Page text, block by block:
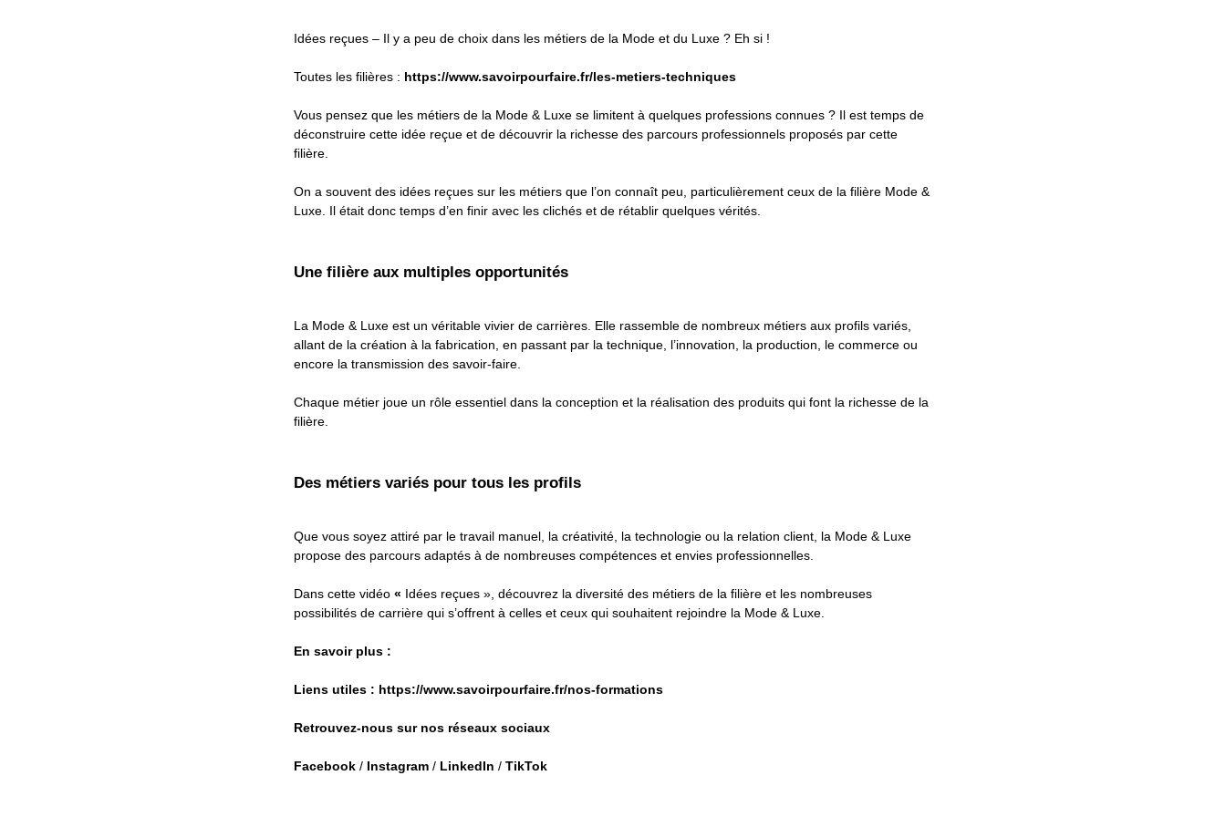
100
Idées reçues – Il y a peu de choix dans les métiers de la Mode et du Luxe ? Eh si !
Toutes les filières : https://www.savoirpourfaire.fr/les-metiers-techniques
Vous pensez que les métiers de la Mode & Luxe se limitent à quelques professions connues ? Il est temps de
déconstruire cette idée reçue et de découvrir la richesse des parcours professionnels proposés par cette
filière.
On a souvent des idées reçues sur les métiers que l’on connaît peu, particulièrement ceux de la filière Mode &
Luxe. Il était donc temps d’en finir avec les clichés et de rétablir quelques vérités.
Une filière aux multiples opportunités
La Mode & Luxe est un véritable vivier de carrières. Elle rassemble de nombreux métiers aux profils variés,
allant de la création à la fabrication, en passant par la technique, l’innovation, la production, le commerce ou
encore la transmission des savoir-faire.
Chaque métier joue un rôle essentiel dans la conception et la réalisation des produits qui font la richesse de la
filière.
Des métiers variés pour tous les profils
Que vous soyez attiré par le travail manuel, la créativité, la technologie ou la relation client, la Mode & Luxe
propose des parcours adaptés à de nombreuses compétences et envies professionnelles.
Dans cette vidéo « Idées reçues », découvrez la diversité des métiers de la filière et les nombreuses
possibilités de carrière qui s’offrent à celles et ceux qui souhaitent rejoindre la Mode & Luxe.
En savoir plus :
Liens utiles : https://www.savoirpourfaire.fr/nos-formations
Retrouvez-nous sur nos réseaux sociaux
Facebook / Instagram / LinkedIn / TikTok